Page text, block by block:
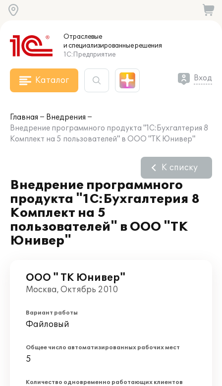
Отраслевые
и специализированныерешения
1С:Предприятие
Каталог Вход
Главная
Внедрения
Внедрение программного продукта "1С:Бухгалтерия 8
Комплект на 5 пользователей" в ООО "ТК Юнивер"
Внедрение программного
продукта "1С:Бухгалтерия 8
Комплект на 5
пользователей" в ООО "ТК
Юнивер"
К списку
ООО " ТК Юнивер"
Москва, Октябрь 2010
Вариант работы
Файловый
Общее число автоматизированных рабочих мест
5
Количество одновременно работающих клиентов